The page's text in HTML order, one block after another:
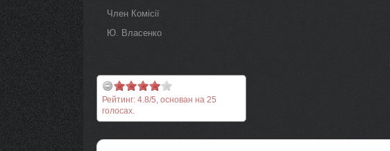
Член Комісії
Ю. Власенко
Рейтинг: 4.8/5, основан на 25
голосах.